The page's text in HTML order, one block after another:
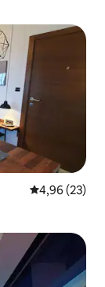
Prosječna
4,96 (23)